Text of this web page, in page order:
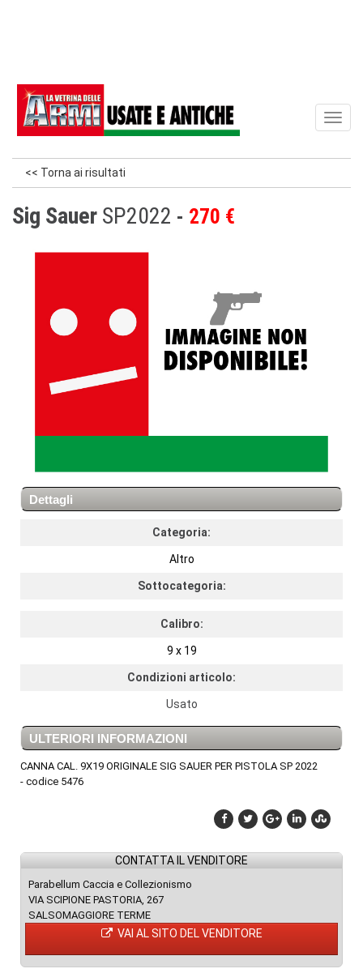
<< Torna ai risultati
Sig Sauer SP2022 270 €
Dettagli
Categoria:
Altro
Sottocategoria:
Calibro:
9 x 19
Condizioni articolo:
Usato
ULTERIORI INFORMAZIONI
CANNA CAL. 9X19 ORIGINALE SIG SAUER PER PISTOLA SP 2022
- codice 5476
CONTATTA IL VENDITORE
Parabellum Caccia e Collezionismo
VIA SCIPIONE PASTORIA, 267
SALSOMAGGIORE TERME
VAI AL SITO DEL VENDITORE